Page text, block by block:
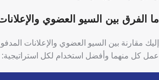
ما الفرق بين السيو العضوي
إليك مقارنة بين السيو العضوي والإعلانات
عمل كل منهما وأفضل استخدام لكل استراتيجية: